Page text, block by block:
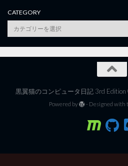
CATEGORY
category
黒翼猫のコンピュータ日記 3rd
Powered by - Designed with